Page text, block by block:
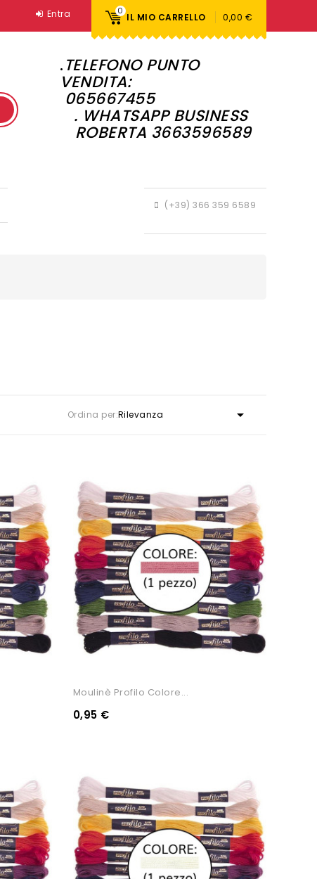
0
IL MIO CARRELLO 0,00 €
Entra
.TELEFONO PUNTO
VENDITA:
065667455
. WHATSAPP BUSINESS
ROBERTA 3663596589
(+39) 366 359 6589
Ordina per:Rilevanza 
Moulinè Profilo Colore...
0,95 €